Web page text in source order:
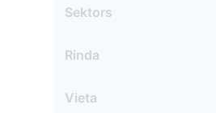
Sektors
Rinda
Vieta